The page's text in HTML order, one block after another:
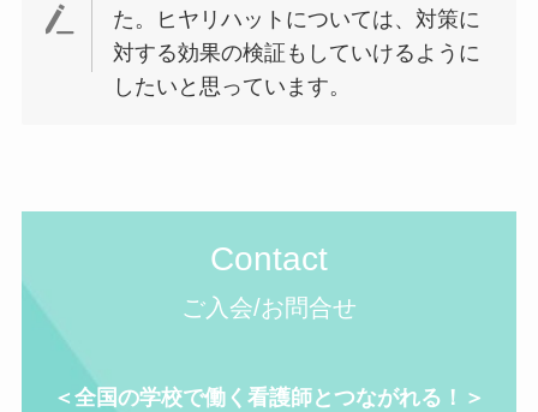
た。ヒヤリハットについては、対策に
対する効果の検証もしていけるように
したいと思っています。
Contact
ご入会/お問合せ
＜全国の学校で働く看護師とつながれる！＞